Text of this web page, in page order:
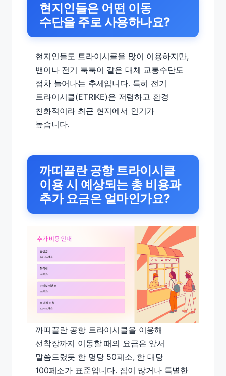
현지인들은 어떤 이동
수단을 주로 사용하나요?
현지인들도 트라이시클을 많이 이용하지만,
밴이나 전기 툭툭이 같은 대체 교통수단도
점차 늘어나는 추세입니다. 특히 전기
트라이시클(ETRIKE)은 저렴하고 환경
친화적이라 최근 현지에서 인기가
높습니다.
까띠끌란 공항 트라이시클
이용 시 예상되는 총 비용과
추가 요금은 얼마인가요?
까띠끌란 공항 트라이시클을 이용해
선착장까지 이동할 때의 요금은 앞서
말씀드렸듯 한 명당 50페소, 한 대당
100페소가 표준입니다. 짐이 많거나 특별한